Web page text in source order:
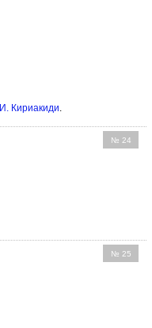
И. Кириакиди.
№ 24
№ 25